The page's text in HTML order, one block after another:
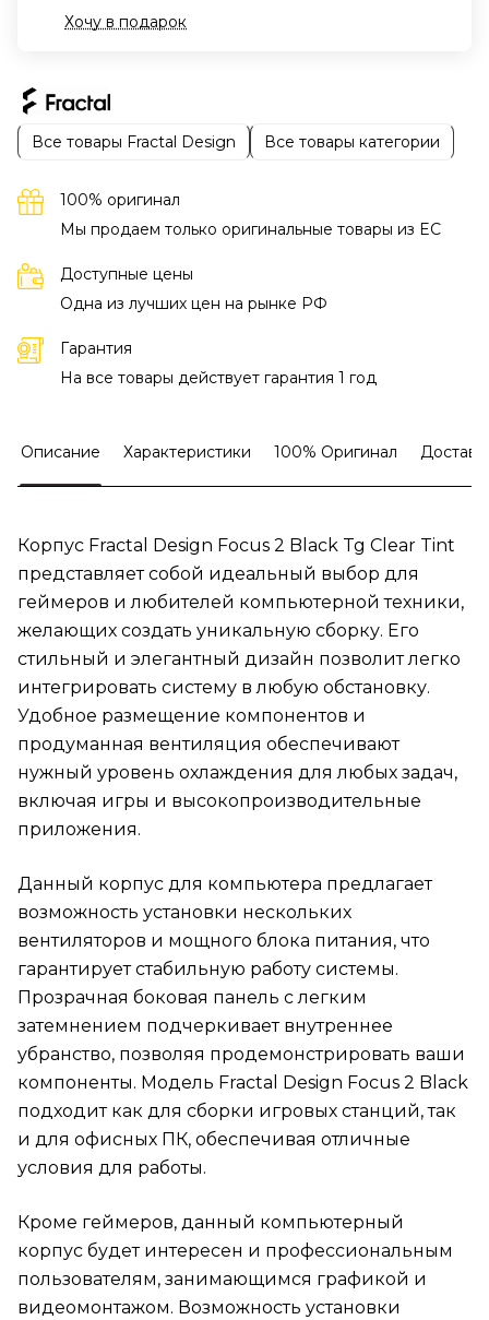
Хочу в подарок
Все товары Fractal Design Все товары категории
100% оригинал
Мы продаем только оригинальные товары из EC
Доступные цены
Одна из лучших цен на рынке РФ
Гарантия
На все товары действует гарантия 1 год
Описание Характеристики 100% Оригинал
Корпус Fractal Design Focus 2 Black Tg Clear Tint
представляет собой идеальный выбор для
геймеров и любителей компьютерной техники,
желающих создать уникальную сборку. Его
стильный и элегантный дизайн позволит легко
интегрировать систему в любую обстановку.
Удобное размещение компонентов и
продуманная вентиляция обеспечивают
нужный уровень охлаждения для любых задач,
включая игры и высокопроизводительные
приложения.
Данный корпус для компьютера предлагает
возможность установки нескольких
вентиляторов и мощного блока питания, что
гарантирует стабильную работу системы.
Прозрачная боковая панель с легким
затемнением подчеркивает внутреннее
убранство, позволяя продемонстрировать ваши
компоненты. Модель Fractal Design Focus 2 Black
подходит как для сборки игровых станций, так
и для офисных ПК, обеспечивая отличные
условия для работы.
Кроме геймеров, данный компьютерный
корпус будет интересен и профессиональным
пользователям, занимающимся графикой и
видеомонтажом. Возможность установки